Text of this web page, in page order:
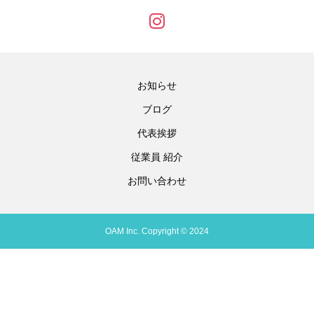
お知らせ
ブログ
代表挨拶
従業員 紹介
お問い合わせ
OAM Inc. Copyright © 2024